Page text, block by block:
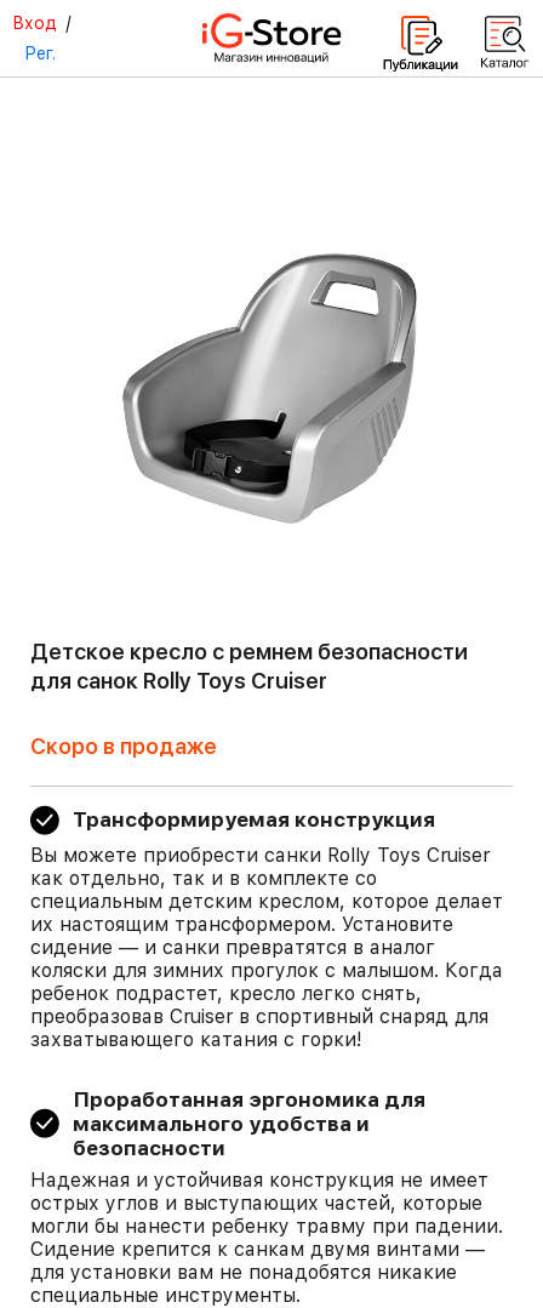
Вход /
Рег.
Детское кресло с ремнем безопасности
для санок Rolly Toys Cruiser
Скоро в продаже
Трансформируемая конструкция
Вы можете приобрести санки Rolly Toys Cruiser
как отдельно, так и в комплекте со
специальным детским креслом, которое делает
их настоящим трансформером. Установите
сидение — и санки превратятся в аналог
коляски для зимних прогулок с малышом. Когда
ребенок подрастет, кресло легко снять,
преобразовав Cruiser в спортивный снаряд для
захватывающего катания с горки!
Проработанная эргономика для
максимального удобства и
безопасности
Надежная и устойчивая конструкция не имеет
острых углов и выступающих частей, которые
могли бы нанести ребенку травму при падении.
Сидение крепится к санкам двумя винтами —
для установки вам не понадобятся никакие
специальные инструменты.